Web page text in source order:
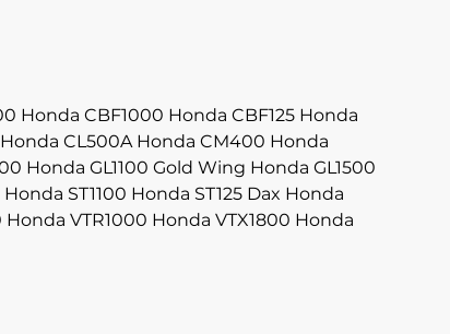
Honda CBF1000 Honda CBF125 Honda
Honda CL500A Honda CM400 Honda
Honda GL1100 Gold Wing Honda GL1500
Honda ST1100 Honda ST125 Dax Honda
Honda VTR1000 Honda VTX1800 Honda